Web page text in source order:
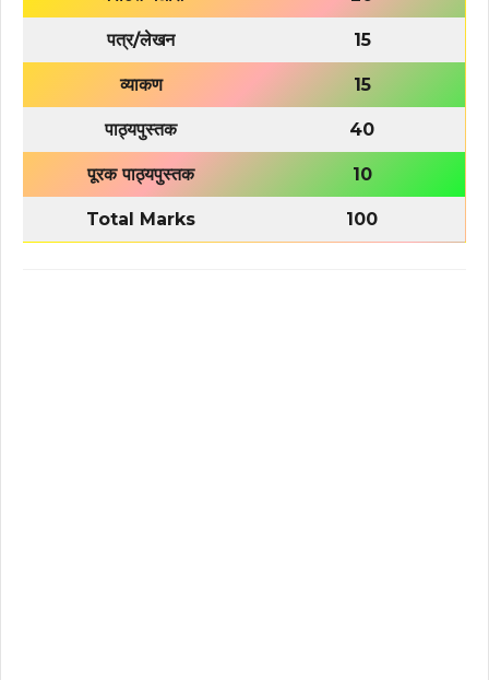
पत्र/लेखन 15
व्याकण 15
पाठ्यपुस्तक 40
पूरक पाठ्यपुस्तक 10
Total Marks 100